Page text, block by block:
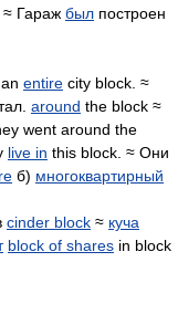
. ≈ Гараж был построен
an entire city block. ≈
around the block ≈
went around the
live in this block. ≈ Они
б) многоквартирный
cinder block ≈ куча
block of shares in block